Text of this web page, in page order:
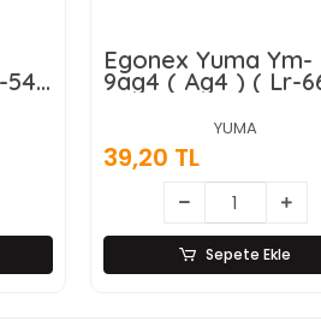
54 )
Egonex Yuma Ym-
9ag4 ( Ag4 ) ( Lr-
Düğme Pil ) (
( 1.5v ) ( 10lu Kart
)*200
YUMA
39,20 TL
Sepete Ekle